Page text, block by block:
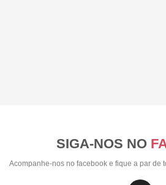
SIGA-NOS NO
Acompanhe-nos no facebook e fique a par de